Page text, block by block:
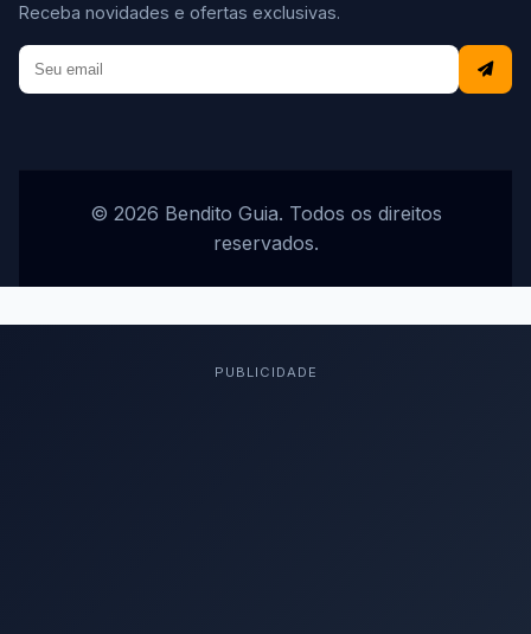
Receba novidades e ofertas exclusivas.
© 2026 Bendito Guia. Todos os direitos
reservados.